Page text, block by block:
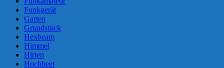
Funkgerät
Garten
Grundstück
Hexbeam
Himmel
Hirten
Hochbeet